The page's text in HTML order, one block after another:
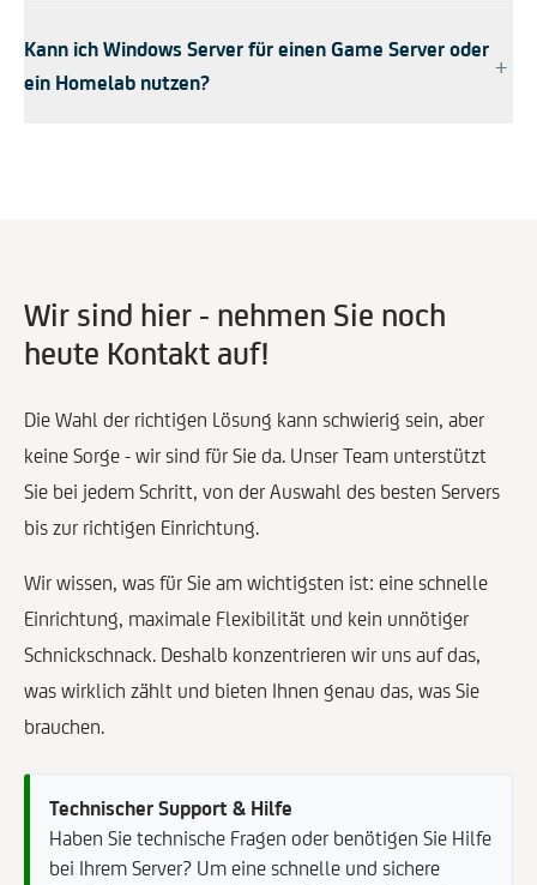
Kann ich Windows Server für einen Game Server oder
ein Homelab nutzen?
+
Wir sind hier - nehmen Sie noch
heute Kontakt auf!
Die Wahl der richtigen Lösung kann schwierig sein, aber
keine Sorge - wir sind für Sie da. Unser Team unterstützt
Sie bei jedem Schritt, von der Auswahl des besten Servers
bis zur richtigen Einrichtung.
Wir wissen, was für Sie am wichtigsten ist: eine schnelle
Einrichtung, maximale Flexibilität und kein unnötiger
Schnickschnack. Deshalb konzentrieren wir uns auf das,
was wirklich zählt und bieten Ihnen genau das, was Sie
brauchen.
Technischer Support & Hilfe
Haben Sie technische Fragen oder benötigen Sie Hilfe
bei Ihrem Server? Um eine schnelle und sichere